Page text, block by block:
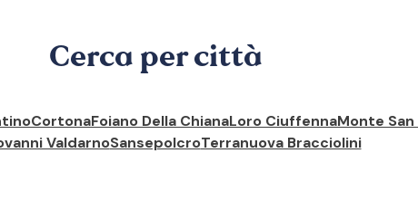
Cerca per città
CortonaFoiano Della ChianaLoro CiuffennaMonte San
ValdarnoSansepolcroTerranuova Bracciolini